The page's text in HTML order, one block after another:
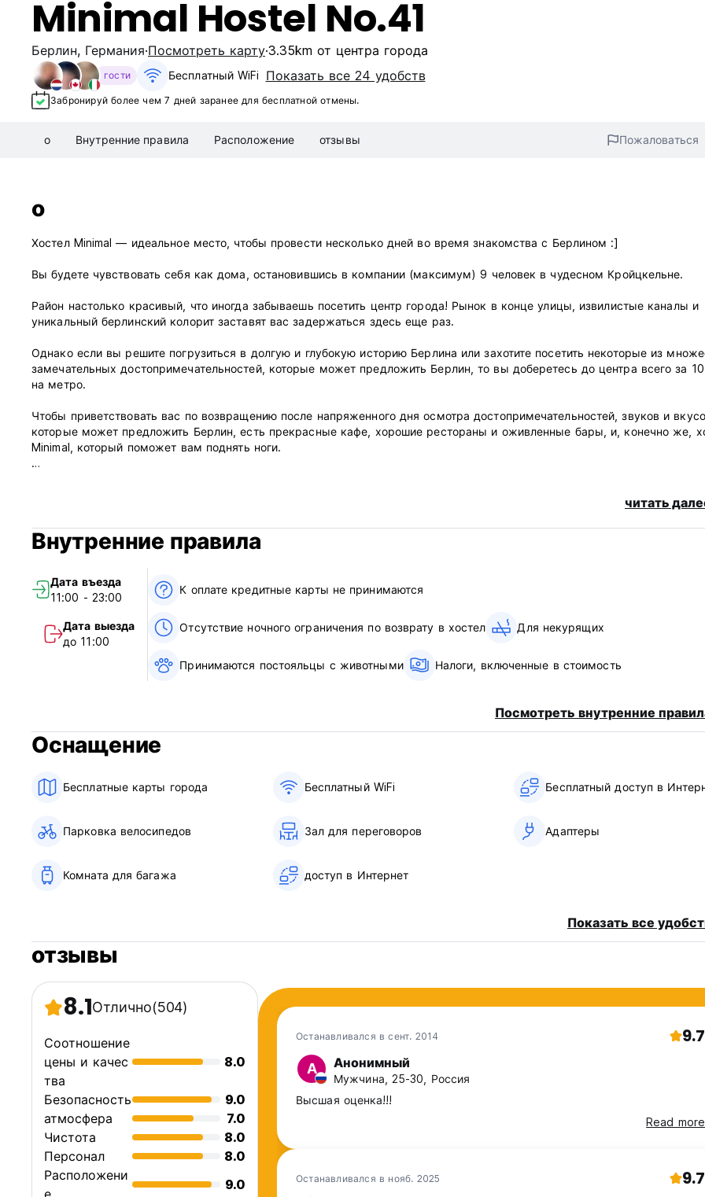
Minimal Hostel No.41
Берлин, Германия Посмотреть карту 3.35km от центра города
гости Бесплатный WiFi Показать все 24 удобств
Забронируй более чем 7 дней заранее для бесплатной отмены.
о Внутренние правила Расположение отзывы Пожаловаться
о
Хостел Minimal — идеальное место, чтобы провести несколько дней во время знакомства с Берлином :]
Вы будете чувствовать себя как дома, остановившись в компании (максимум) 9 человек в чудесном Кройцкельне.
Район настолько красивый, что иногда забываешь посетить центр города! Рынок в конце улицы, извилистые каналы и
уникальный берлинский колорит заставят вас задержаться здесь еще раз.
Однако если вы решите погрузиться в долгую и глубокую историю Берлина или захотите посетить некоторые из
замечательных достопримечательностей, которые может предложить Берлин, то вы доберетесь до центра всего за
на метро.
Чтобы приветствовать вас по возвращению после напряженного дня осмотра достопримечательностей, звуков и
которые может предложить Берлин, есть прекрасные кафе, хорошие рестораны и оживленные бары, и, конечно же,
Minimal, который поможет вам поднять ноги.
Политика отмены: за 72 часа до прибытия. В случае поздней отмены бронирования или неявки с вас будет снята полная
стоимость бронирования.
Заезд с 09:30 до 13:00.
Примерно за неделю до вашего приезда я еще раз пришлю вам письмо, чтобы получить дополнительную информацию о
времени вашего приезда. Если вы приедете в нерабочие часы стойки регистрации, вы получите личную информацию о
Городской налог включен в стоимость.
Завтрак не включен.
Без комендантского часа.
Подходит для детей.
Хранение багажа не является проблемой в любое время. (Auto-translated from original language)
читать
Внутренние правила
Дата въезда
11:00 - 23:00
Дата выезда
до 11:00
К оплате кредитные карты не принимаются
Отсутствие ночного ограничения по возврату в хостел Для некурящих
Принимаются постояльцы с животными Налоги, включенные в стоимость
Посмотреть внутренние
Оснащение
Бесплатные карты города Бесплатный WiFi Бесплатный доступ в
Парковка велосипедов Зал для переговоров Адаптеры
Комната для багажа доступ в Интернет
Показать все
отзывы
8.1Отлично(504)
Соотношение
цены и качес
тва
8.0
Безопасность
9.0
атмосфера
7.0
Чистота
8.0
Персонал
8.0
Расположени
9.0
Останавливался в сент. 2014 9.7
А Анонимный
Мужчина, 25-30, Россия
Высшая оценка!!!
Read more
Останавливался в нояб. 2025 9.7